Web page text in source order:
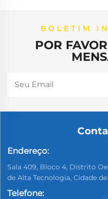
BOLETIM
POR
Endereço:
Sala 409, Bloco 4, Distrito
de Alta Tecnologia, Cidade
Telefone: